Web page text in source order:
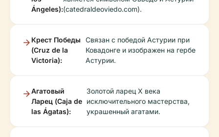
Ángeles):(catedraldeoviedo.com).
Крест Победы
(Cruz de la
Victoria):
Связан с победой Астурии при
Ковадонге и изображен на гербе
Астурии.
Агатовый
Ларец (Caja de
las Ágatas):
Золотой ларец X века
исключительного мастерства,
украшенный агатами.